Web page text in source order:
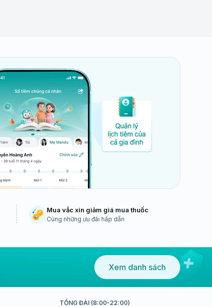
Mua vắc xin giảm giá mua thuốc
Cùng những ưu đãi hấp dẫn
Xem danh sách
TỔNG ĐÀI (8:00-22:00)